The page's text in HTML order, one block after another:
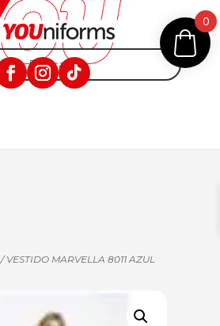
/ VESTIDO MARVELLA 8011 AZUL
0